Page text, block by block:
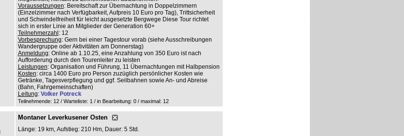
Voraussetzungen: Bereitschaft zur Übernachtung in Doppelzimmern
(Einzelzimmer nach Verfügbarkeit, Aufpreis 10 Euro pro Tag), Trittsicherheit
und Schwindelfreiheit für leicht ausgesetzte Bergwege Diese Tour richtet
sich in erster Linie an Mitglieder der Generation 60+
Teilnehmerzahl : 12
Vorbesprechung: Gern bei einer Tagestour vorab (siehe Ausschreibungen
Wandergruppe oder Aktivitäten am Donnerstag)
Anmeldung: Online ab 1.10.25, eine Anzahlung von 350 Euro ist nach
Aufforderung durch den Tourenleiter zu leisten
Leistungen: Organisation und Führung, 11 Übernachtungen mit Halbpension
Kosten: circa 1400 Euro pro Person zuzüglich persönlicher Kosten wie
Getränke, Tagesverpflegung und ggf. Seilbahnen sowie An- und Abreise
(Bahn, Fahrgemeinschaften)
Leitung: Volker Potreck
Teilnehmende: 12 / Warteliste: 1 / in Bearbeitung: 0 / maximal: 12
Montaner Leverkusener Osten
Länge: 19 km, Aufstieg: 210 Hm, Dauer: 5 Std.